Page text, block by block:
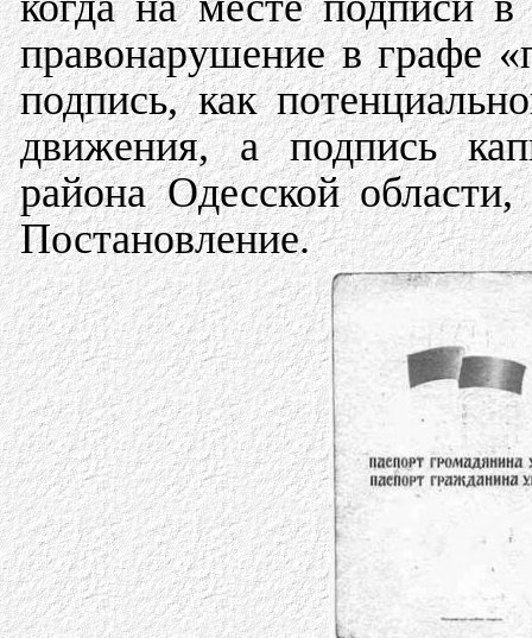
правонарушение в графе
подпись, как
движения, а подпись
района Одесской
Постановление.